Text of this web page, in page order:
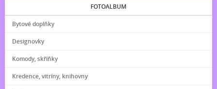
FOTOALBUM
Bytové doplňky
Designovky
Komody, skříňky
Kredence, vitríny, knihovny